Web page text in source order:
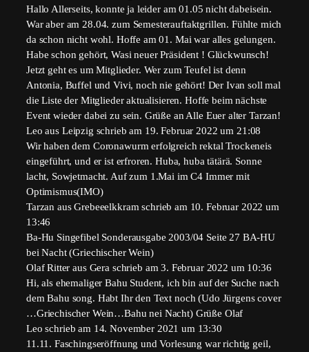
Hallo Allerseits, konnte ja leider am 01.05 nicht dabeisein.
War aber am 28.04. zum Semesterauftaktgrillen. Fühlte mich
da schon nicht wohl. Hoffe am 01. Mai war alles gelungen.
Habe schon gehört, Wasi neuer Präsident ! Glückwunsch!
Jetzt geht es um Mitglieder. Wer zum Teufel ist denn
Antonia, Buffel und Vivi, noch nie gehört! Der Ivan soll mal
die Liste der Mitglieder aktualisieren. Hoffe beim nächste
Event wieder dabei zu sein. Grüße an Alle Euer alter Tarzan!
Leoaus Leipzig schrieb am 19. Februar 2022 um 21:08
Wir haben dem Coronawurm erfolgreich rektal Trockeneis
eingeführt, und er ist erfroren. Huba, huba tätärä. Sonne
lacht, Sowjetmacht. Auf zum 1.Mai im C4 Immer mit
Optimismus(IMO)
Tarzan aus Grebeeelkkram schrieb am 10. Februar 2022 um
13:46
Ba-Hu Singefibel Sonderausgabe 2003/04 Seite 27 BA-HU
bei Nacht (Griechischer Wein)
Olaf Ritteraus Gera schrieb am 3. Februar 2022 um 10:36
Hi, als ehemaliger Bahu Student, ich bin auf der Suche nach
dem Bahu song. Habt Ihr den Text noch (Udo Jürgens cover
…Griechischer Wein…Bahu nei Nacht) Grüße Olaf
Leoschrieb am 14. November 2021 um 13:30
11.11. Faschingseröffnung und Vorlesung war richtig geil,